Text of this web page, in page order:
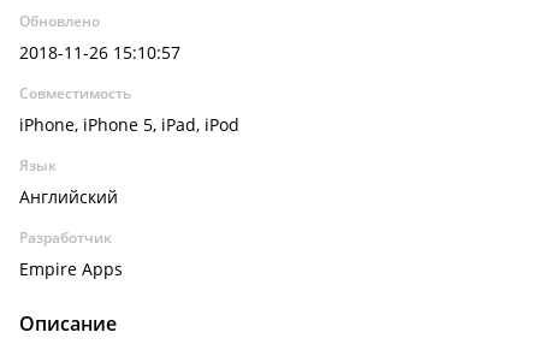
Обновлено
2018-11-26 15:10:57
Совместимость
iPhone, iPhone 5, iPad, iPod
Язык
Английский
Разработчик
Empire Apps
Описание